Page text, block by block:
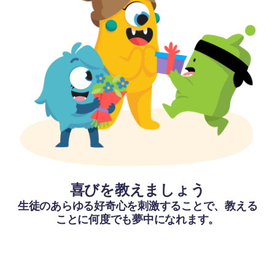
喜びを教えましょう
生徒のあらゆる好奇心を刺激することで、教える
ことに何度でも夢中になれます。